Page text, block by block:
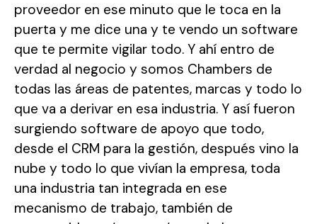
proveedor en ese minuto que le toca en la
puerta y me dice una y te vendo un software
que te permite vigilar todo. Y ahí entro de
verdad al negocio y somos Chambers de
todas las áreas de patentes, marcas y todo lo
que va a derivar en esa industria. Y así fueron
surgiendo software de apoyo que todo,
desde el CRM para la gestión, después vino la
nube y todo lo que vivían la empresa, toda
una industria tan integrada en ese
mecanismo de trabajo, también de